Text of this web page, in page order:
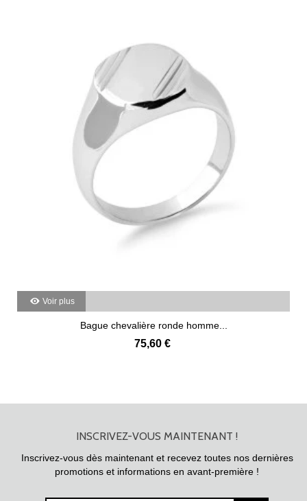
Voir plus
Bague chevalière ronde homme...
75,60 €
INSCRIVEZ-VOUS MAINTENANT !
Inscrivez-vous dès maintenant et recevez toutes nos dernières
promotions et informations en avant-première !